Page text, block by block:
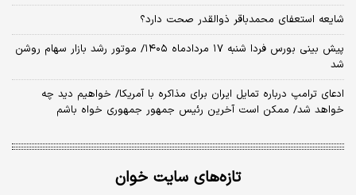
شایعه استعفای محمدباقر ذوالقدر صحت دارد؟
پیش بینی بورس فردا شنبه ۱۷ مردادماه ۱۴۰۵/ موتور رشد بازار سهام روشن
شد
ادعای ترامپ درباره تمایل ایران برای مذاکره با آمریکا/ خواهیم دید چه
خواهد شد/ ممکن است آخرین رئیس‌ جمهور جمهوری خواه باشم
تازه‌های سایت خوان